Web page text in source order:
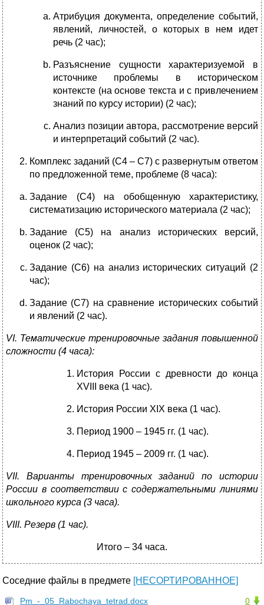
Атрибуция документа, определение событий,
явлений, личностей, о которых в нем идет
речь (2 час);
Разъяснение сущности характеризуемой в
источнике проблемы в историческом
контексте (на основе текста и с привлечением
знаний по курсу истории) (2 час);
Анализ позиции автора, рассмотрение версий
и интерпретаций событий (2 час).
Комплекс заданий (С4 – С7) с развернутым ответом
по предложенной теме, проблеме (8 часа):
Задание (С4) на обобщенную характеристику,
систематизацию исторического материала (2 час);
Задание (С5) на анализ исторических версий,
оценок (2 час);
Задание (С6) на анализ исторических ситуаций (2
час);
Задание (С7) на сравнение исторических событий
и явлений (2 час).
VI. Тематические тренировочные задания повышенной
сложности (4 часа):
История России с древности до конца
XVIII века (1 час).
История России XIX века (1 час).
Период 1900 – 1945 гг. (1 час).
Период 1945 – 2009 гг. (1 час).
VII. Варианты тренировочных заданий по истории
России в соответствии с содержательными линиями
школьного курса (3 часа).
VIII. Резерв (1 час).
Итого – 34 часа.
Соседние файлы в предмете [НЕСОРТИРОВАННОЕ]
0
Pm_-_05_Rabochaya_tetrad.docx